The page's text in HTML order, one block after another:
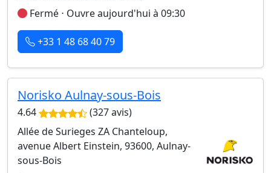
Fermé ⋅ Ouvre aujourd'hui à 09:30
+33 1 48 68 40 79
Norisko Aulnay-sous-Bois
4.64
(327 avis)
Allée de Surieges ZA Chanteloup,
avenue Albert Einstein, 93600, Aulnay-
sous-Bois